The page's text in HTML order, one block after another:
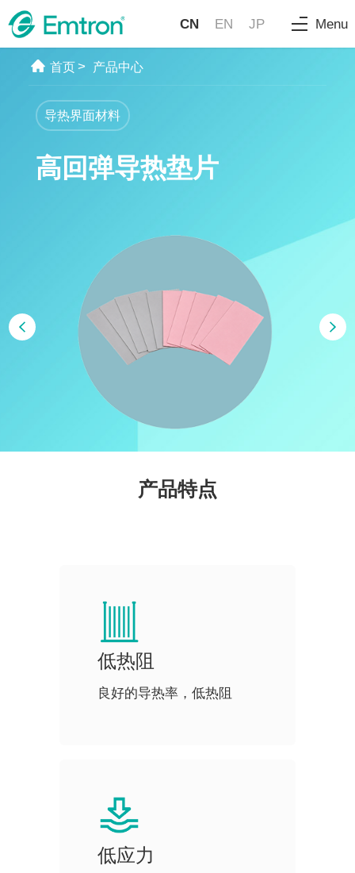
CN EN JP Menu
首页> 产品中心
导热界面材料
高回弹导热垫片
产品特点
低热阻
良好的导热率，低热阻
低应力